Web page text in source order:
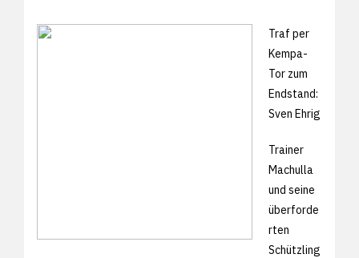
Traf per
Kempa-
Tor zum
Endstand:
Sven Ehrig
Trainer
Machulla
und seine
überforde
rten
Schützling